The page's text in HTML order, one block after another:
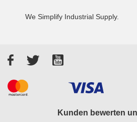
We Simplify Industrial Supply.
FacebookTwitterYouTube
Kunden bewerten